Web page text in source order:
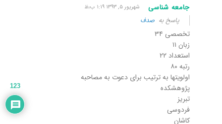
جامعه شناسی شهریور ۵, ۱۳۹۳ ۱:۱۹ ب٫ظ
پاسخ به صدف
تخصصی ۳۴
زبان ۱۱
استعداد ۲۲
رتبه ۸۰
اولویتها به ترتیب برای دعوت به مصاحبه
پژوهشکده
تبریز
فردوسی
کاشان
123